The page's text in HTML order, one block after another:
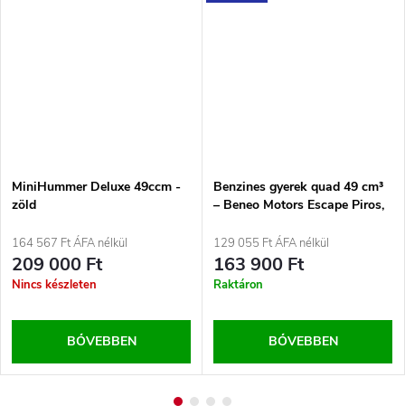
MiniHummer Deluxe 49ccm -
zöld
164 567 Ft ÁFA nélkül
209 000 Ft
Nincs készleten
BŐVEBBEN
Benzines gyerek quad 49 cm³
– Beneo Motors Escape Piros,
129 055 Ft ÁFA nélkül
163 900 Ft
Raktáron
BŐVEBBEN